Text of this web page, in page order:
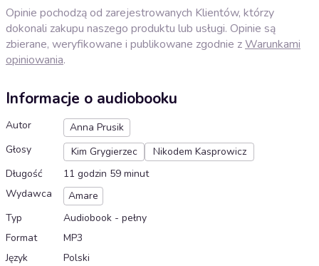
Opinie pochodzą od zarejestrowanych Klientów, którzy
dokonali zakupu naszego produktu lub usługi. Opinie są
zbierane, weryfikowane i publikowane zgodnie zWarunkami
opiniowania.
Informacje o audiobooku
Autor
Anna Prusik
Głosy
Kim Grygierzec
Nikodem Kasprowicz
Długość
11 godzin 59 minut
Wydawca
Amare
Typ
Audiobook - pełny
Format
MP3
Język
Polski